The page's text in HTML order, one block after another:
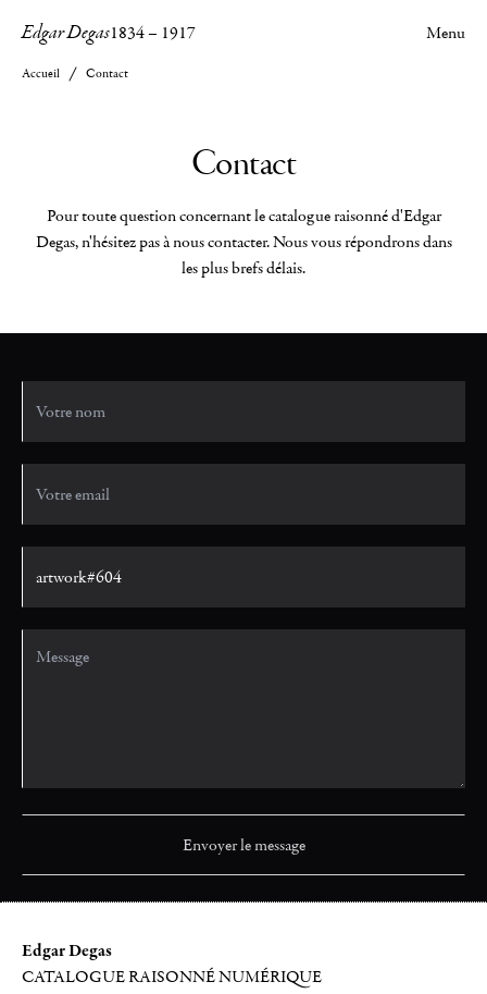
Edgar Degas1834– 1917 Menu
Accueil Contact
Contact
Pour toute question concernant le catalogue raisonné d'Edgar
Degas, n'hésitez pas à nous contacter. Nous vous répondrons dans
les plus brefs délais.
Edgar Degas
CATALOGUE RAISONNÉ NUMÉRIQUE